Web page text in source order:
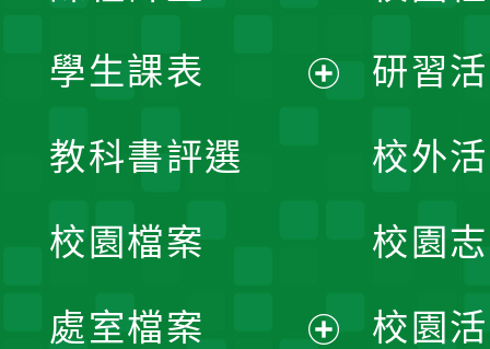
學生課表
單
教科書評選
校園檔案
處室檔案
研習
校外
校園
校園